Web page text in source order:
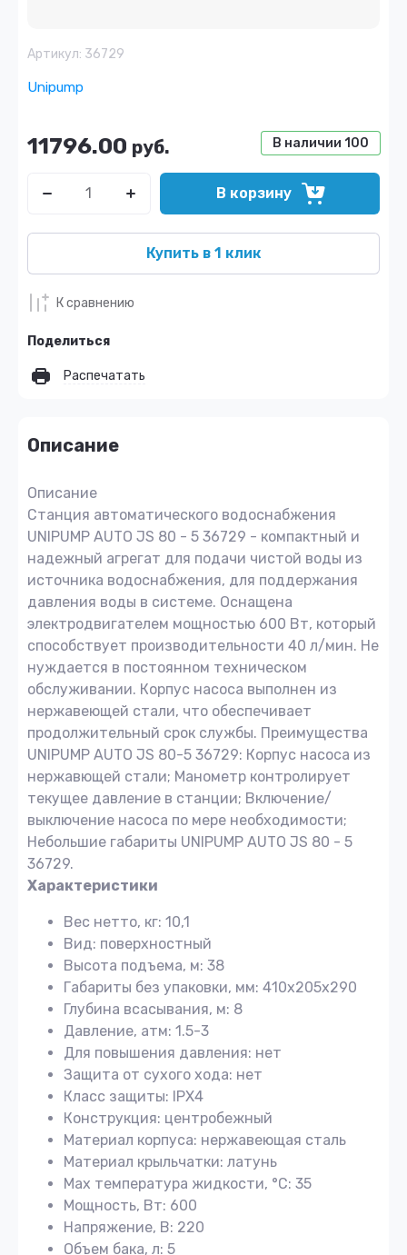
Артикул: 36729
Unipump
В наличии 100
11796.00 руб.
В корзину
Купить в 1 клик
К сравнению
Поделиться
Распечатать
Описание
Описание
Станция автоматического водоснабжения
UNIPUMP AUTO JS 80 - 5 36729 - компактный и
надежный агрегат для подачи чистой воды из
источника водоснабжения, для поддержания
давления воды в системе. Оснащена
электродвигателем мощностью 600 Вт, который
способствует производительности 40 л/мин. Не
нуждается в постоянном техническом
обслуживании. Корпус насоса выполнен из
нержавеющей стали, что обеспечивает
продолжительный срок службы. Преимущества
UNIPUMP AUTO JS 80-5 36729: Корпус насоса из
нержавющей стали; Манометр контролирует
текущее давление в станции; Включение/
выключение насоса по мере необходимости;
Небольшие габариты UNIPUMP AUTO JS 80 - 5
36729.
Характеристики
Вес нетто, кг: 10,1
Вид: поверхностный
Высота подъема, м: 38
Габариты без упаковки, мм: 410х205х290
Глубина всасывания, м: 8
Давление, атм: 1.5-3
Для повышения давления: нет
Защита от сухого хода: нет
Класс защиты: IPX4
Конструкция: центробежный
Материал корпуса: нержавеющая сталь
Материал крыльчатки: латунь
Мах температура жидкости, °С: 35
Мощность, Вт: 600
Напряжение, В: 220
Объем бака, л: 5